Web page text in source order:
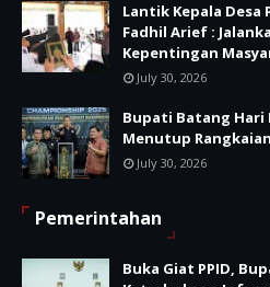
Lantik Kepala Desa
Fadhil Arief :
Kepentingan
July 30, 2026
Bupati Batang Hari
Menutup
July 30, 2026
Pemerintahan
Buka Giat PPID,